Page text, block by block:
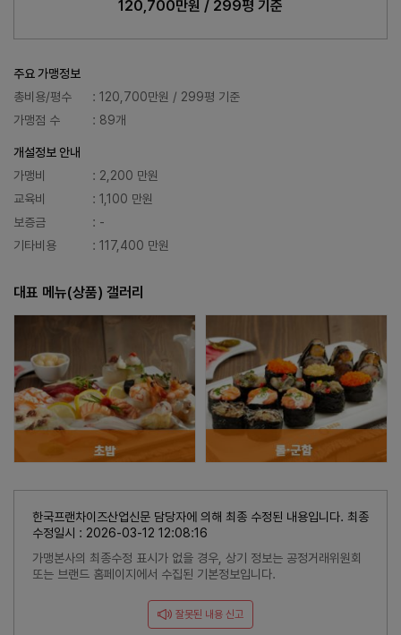
120,700만원 / 299평 기준
주요 가맹정보
총비용/평수
: 120,700만원 / 299평 기준
가맹점 수
: 89개
개설정보 안내
가맹비
: 2,200 만원
교육비
: 1,100 만원
보증금
: -
기타비용
: 117,400 만원
대표 메뉴(상품) 갤러리
한국프랜차이즈산업신문 담당자에 의해 최종 수정된 내용입니다. 최종
수정일시 : 2026-03-12 12:08:16
가맹본사의 최종수정 표시가 없을 경우, 상기 정보는 공정거래위원회
또는 브랜드 홈페이지에서 수집된 기본정보입니다.
잘못된 내용 신고